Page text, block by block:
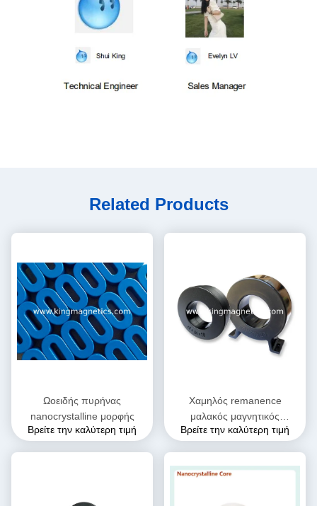
Related Products
Ωοειδής πυρήνας
nanocrystalline μορφής
Βρείτε την καλύτερη τιμή
Χαμηλός remanence
μαλακός μαγνητικός
πυρήνας Nanocrystalline
Βρείτε την καλύτερη τιμή